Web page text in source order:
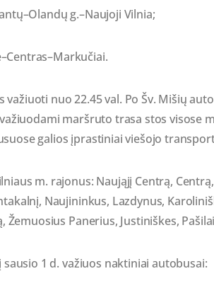
g.–Naujoji Vilnia;
nuo 22.45 val. Po Šv. Mišių
maršruto trasa stos visose
galios įprastiniai viešojo
m. rajonus: Naująjį Centrą,
Naujininkus, Lazdynus,
Žemuosius Panerius, Justiniškes,
1 d. važiuos naktiniai autobusai: